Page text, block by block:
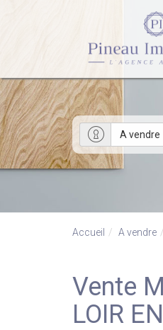
A vendre
Accueil A vendre
Vente Maison RIVES DU LOIR EN ANJOU - Maison a vendre à RIVES DU
LOIR